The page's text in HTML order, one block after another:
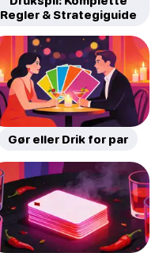
Regler & Strategiguide
Gør eller Drik for par